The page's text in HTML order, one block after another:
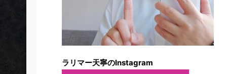
ラリマー天寧のInstagram